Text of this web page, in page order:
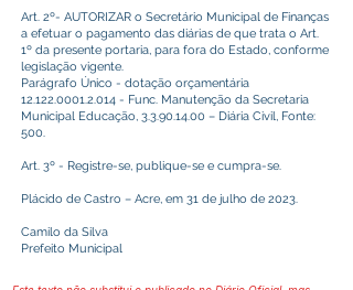
Art. 2º- AUTORIZAR o Secretário Municipal de Finanças
a efetuar o pagamento das diárias de que trata o Art.
1º da presente portaria, para fora do Estado, conforme
legislação vigente.
Parágrafo Único - dotação orçamentária
12.122.0001.2.014 - Func. Manutenção da Secretaria
Municipal Educação, 3.3.90.14.00 – Diária Civil, Fonte:
500.
Art. 3º - Registre-se, publique-se e cumpra-se.
Plácido de Castro – Acre, em 31 de julho de 2023.
Camilo da Silva
Prefeito Municipal